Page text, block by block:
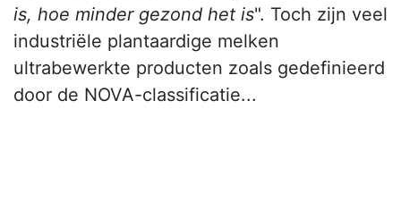
is, hoe minder gezond het is". Toch zijn veel
industriële plantaardige melken
ultrabewerkte producten zoals gedefinieerd
door de NOVA-classificatie...